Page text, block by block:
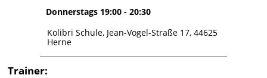
Schwimmen
Donnerstags 19:00 - 20:30
Kolibri Schule, Jean-Vogel-Straße 17, 44625
Herne
Trainer: